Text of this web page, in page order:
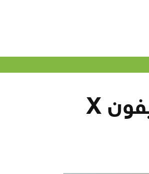
تعرف على ميزات وعيوب آيفون X